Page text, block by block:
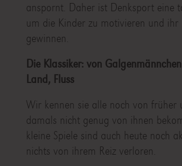
anspornt. Daher ist Denksport eine
um die Kinder zu motivieren und ihr
gewinnen.
Die Klassiker: von
Land, Fluss
Wir kennen sie alle noch von früher
damals nicht genug von ihnen
kleine Spiele sind auch heute noch
nichts von ihrem Reiz verloren.